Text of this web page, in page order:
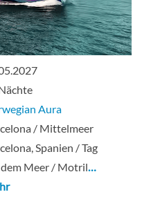
With
Aura
/ Mittelmeer
Spanien / Tag
Meer / Motril…